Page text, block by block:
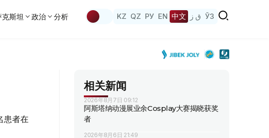
克斯坦 政治 分析 KZ QZ РУ EN 中文 ق ز ЎЗ
患者在
相关新闻
2026年8月7日 09:12
阿斯塔纳动漫展业余Cosplay大赛揭晓获奖
者
2026年8月6日 21:49